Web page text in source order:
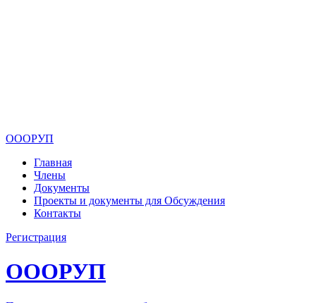
ОООРУП
Главная
Члены
Документы
Проекты и документы для Обсуждения
Контакты
Регистрация
ОООРУП